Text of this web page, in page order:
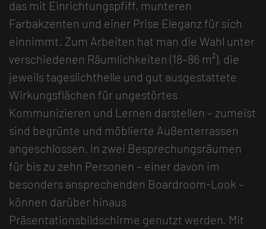
das mit Einrichtungspfiff, munteren
Farbakzenten und einer Prise Eleganz für sich
einnimmt. Zum Arbeiten hat man die Wahl unter
verschiedenen Räumlichkeiten (18–86 m²), die
jeweils tageslichthelle und gut ausgestattete
Wirkungsflächen für ungestörtes
Kommunizieren und Lernen darstellen – zumeist
sind begrünte und möblierte Außenterrassen
angeschlossen. In zwei Besprechungsräumen
für bis zu zehn Personen – einer davon im
besonders ansprechenden Boardroom-Look –
können darüber hinaus
Präsentationsbildschirme genutzt werden. Mit